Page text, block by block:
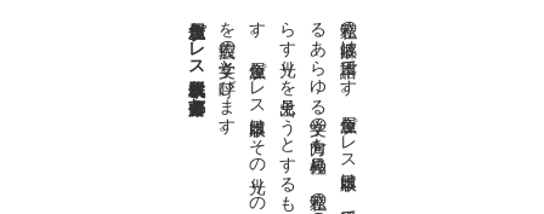
私達の
故郷は
日本語で
す
。
金魚屋プ
レ
ス
日本版は
、
日本語で
書か
れ
る
あ
ら
ゆ
る
文学の
方向を
見極め
、
私達の
精神の
行く
末を
照
ら
す
光り
を
見出そ
う
と
す
る
も
の
で
す
。
金魚屋プ
レ
ス
日本版は
そ
の
光り
の
す
べ
て
を
広義の
文学と
呼び
ま
す
。
金魚屋プレス日本版代表 齋藤都